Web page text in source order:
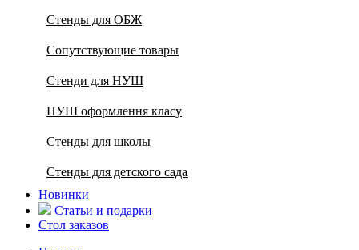
Стенды для ОБЖ
Сопутствующие товары
Стенди для НУШ
НУШ оформлення класу
Стенды для школы
Стенды для детского сада
Новинки
Статьи и подарки
Стол заказов